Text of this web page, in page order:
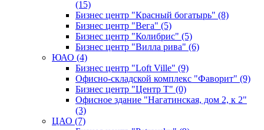
(15)
Бизнес центр "Красный богатырь" (8)
Бизнес центр "Вега" (5)
Бизнес центр "Колибрис" (5)
Бизнес центр "Вилла рива" (6)
ЮАО (4)
Бизнес центр "Loft Ville" (9)
Офисно-складской комплекс "Фаворит" (9)
Бизнес центр "Центр Т" (0)
Офисное здание "Нагатинская, дом 2, к 2"
(3)
ЦАО (7)